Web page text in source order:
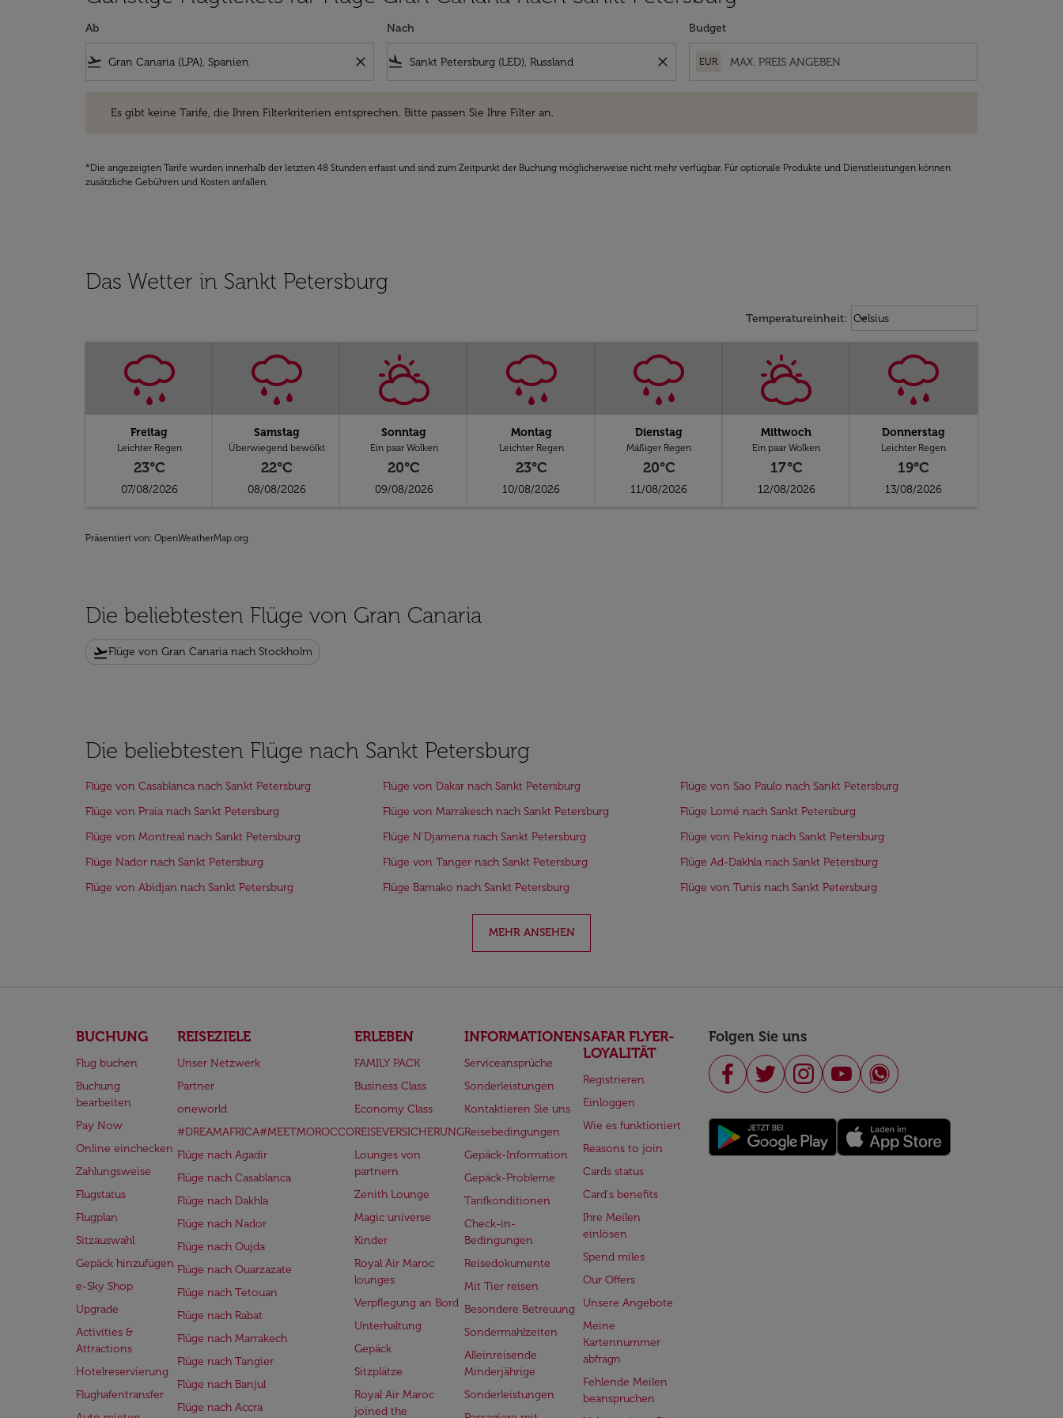
Ab
flight_takeoff close
Nach
flight_land close
Budget
EUR
Es gibt keine Tarife, die Ihren Filterkriterien entsprechen. Bitte passen Sie Ihre Filter an.
*Die angezeigten Tarife wurden innerhalb der letzten 48 Stunden erfasst und sind zum Zeitpunkt der Buchung möglicherweise nicht mehr verfügbar. Für optionale Produkte und Dienstleistungen können
zusätzliche Gebühren und Kosten anfallen.
Das Wetter in Sankt Petersburg
Temperatureinheit: Weather unit option Celsius
Celsius
keyboard_arrow_down
Freitag
Leichter Regen
23°C
07/08/2026
Samstag
Überwiegend bewölkt
22°C
08/08/2026
Sonntag
Ein paar Wolken
20°C
09/08/2026
Montag
Leichter Regen
23°C
10/08/2026
Dienstag
Mäßiger Regen
20°C
11/08/2026
Mittwoch
Ein paar Wolken
17°C
12/08/2026
Donnerstag
Leichter Regen
19°C
13/08/2026
Präsentiert von: OpenWeatherMap.org
Die beliebtesten Flüge von Gran Canaria
flight_takeoffFlüge von Gran Canaria nach Stockholm
Die beliebtesten Flüge nach Sankt Petersburg
Flüge von Casablanca nach Sankt Petersburg Flüge von Dakar nach Sankt Petersburg
Flüge von Sao Paulo nach Sankt Petersburg
Flüge von Praia nach Sankt Petersburg
Flüge von Marrakesch nach Sankt Petersburg
Flüge Lomé nach Sankt Petersburg
Flüge von Montreal nach Sankt Petersburg
Flüge N’Djamena nach Sankt Petersburg
Flüge von Peking nach Sankt Petersburg
Flüge Nador nach Sankt Petersburg
Flüge von Tanger nach Sankt Petersburg
Flüge Ad-Dakhla nach Sankt Petersburg
Flüge von Abidjan nach Sankt Petersburg
Flüge Bamako nach Sankt Petersburg Flüge von Tunis nach Sankt Petersburg
MEHR ANSEHEN
BUCHUNG
Flug buchen
Buchung
bearbeiten
Pay Now
Online einchecken
Zahlungsweise
Flugstatus
Flugplan
Sitzauswahl
Gepäck hinzufügen
e-Sky Shop
Upgrade
Activities &
Attractions
Hotelreservierung
Flughafentransfer
REISEZIELE
Unser Netzwerk
Partner
oneworld
#DREAMAFRICA#MEETMOROCCO
Flüge nach Agadir
Flüge nach Casablanca
Flüge nach Dakhla
Flüge nach Nador
Flüge nach Oujda
Flüge nach Ouarzazate
Flüge nach Tetouan
Flüge nach Rabat
Flüge nach Marrakech
Flüge nach Tangier
Flüge nach Banjul
Flüge nach Accra
ERLEBEN
FAMILY PACK
Business Class
Economy Class
REISEVERSICHERUNG
Lounges von
partnern
Zenith Lounge
Magic universe
Kinder
Royal Air Maroc
lounges
Verpflegung an Bord
Unterhaltung
Gepäck
Sitzplätze
Royal Air Maroc
joined the
INFORMATIONEN
Serviceansprüche
Sonderleistungen
Kontaktieren Sie uns
Reisebedingungen
Gepäck-Information
Gepäck-Probleme
Tarifkonditionen
Check-in-
Bedingungen
Reisedokumente
Mit Tier reisen
Besondere Betreuung
Sondermahlzeiten
Alleinreisende
Minderjährige
Sonderleistungen
SAFAR FLYER-
LOYALITÄT
Registrieren
Einloggen
Wie es funktioniert
Reasons to join
Cards status
Card's benefits
Ihre Meilen
einlösen
Spend miles
Our Offers
Unsere Angebote
Meine
Kartennummer
abfragn
Fehlende Meilen
beanspruchen
Folgen Sie uns